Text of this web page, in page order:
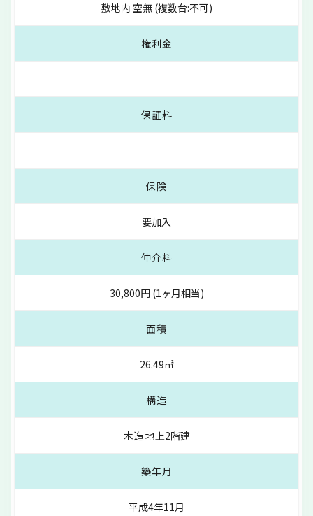
敷地内 空無 (複数台:不可)
権利金
保証料
保険
要加入
仲介料
30,800円 (1ヶ月相当)
面積
26.49㎡
構造
木造 地上2階建
築年月
平成4年11月